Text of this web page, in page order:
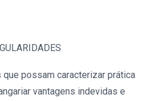
possam caracterizar prática
vantagens indevidas e